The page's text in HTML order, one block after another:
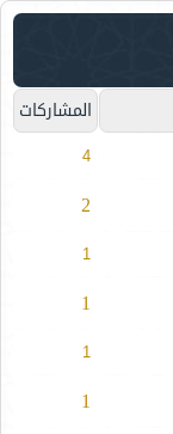
المشاركات
4
2
1
1
1
1